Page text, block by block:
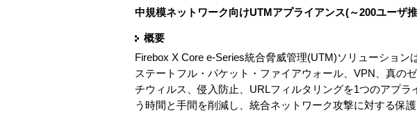
中規模ネットワーク向けUTMアプライアンス(～200ユーザ
概要
Firebox X Core e-Series統合脅威管理(UTM)ソリューショ
ステートフル・パケット・ファイアウォール、VPN、真の
チウィルス、侵入防止、URLフィルタリングを1つのアプ
う時間と手間を削減し、統合ネットワーク攻撃に対する保